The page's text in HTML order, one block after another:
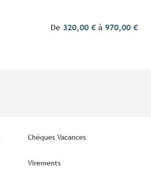
De 320,00 € à 970,00 €
Chèques Vacances
Virements